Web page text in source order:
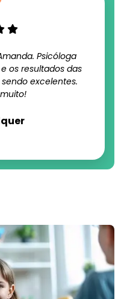
Psicóloga
os resultados das
excelentes.